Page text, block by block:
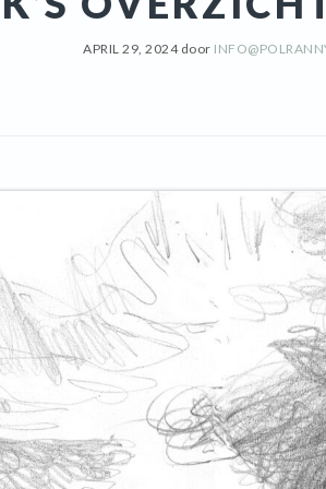
APRIL 29, 2024door